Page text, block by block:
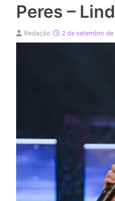
Peres –
Redação 2 de setembro de